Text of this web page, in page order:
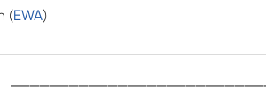
(EWA)